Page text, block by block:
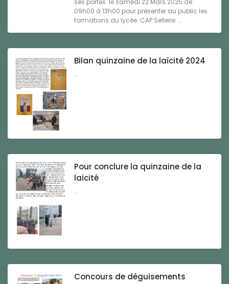
ses portes le samedi 22 Mars 2025 de
09h00 à 13h00 pour présenter au public les
formations du lycée :CAP Sellerie ...
Bilan quinzaine de la laïcité 2024
...
Pour conclure la quinzaine de la
laïcité
...
Concours de déguisements